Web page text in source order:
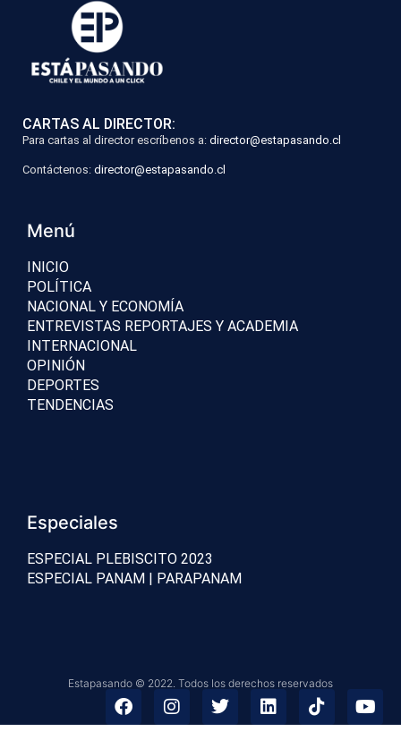
CARTAS AL DIRECTOR:
Para cartas al director escríbenos a: director@estapasando.cl
Contáctenos: director@estapasando.cl
Menú
INICIO
POLÍTICA
NACIONAL Y ECONOMÍA
ENTREVISTAS REPORTAJES Y ACADEMIA
INTERNACIONAL
OPINIÓN
DEPORTES
TENDENCIAS
Especiales
ESPECIAL PLEBISCITO 2023
ESPECIAL PANAM | PARAPANAM
Estapasando © 2022. Todos los derechos reservados